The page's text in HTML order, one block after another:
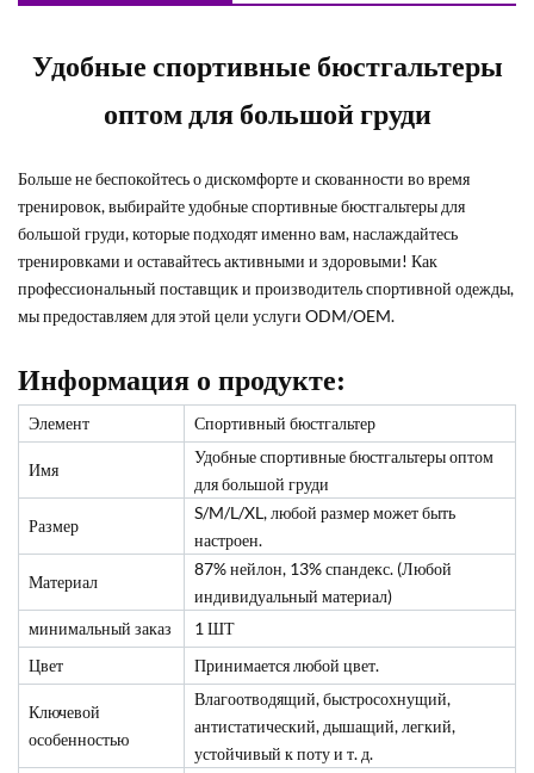
Удобные спортивные бюстгальтеры
оптом для большой груди
Больше не беспокойтесь о дискомфорте и скованности во время
тренировок, выбирайте удобные спортивные бюстгальтеры для
большой груди, которые подходят именно вам, наслаждайтесь
тренировками и оставайтесь активными и здоровыми! Как
профессиональный поставщик и производитель спортивной одежды,
мы предоставляем для этой цели услуги ODM/OEM.
Информация о продукте:
Элемент Спортивный бюстгальтер
Имя
Удобные спортивные бюстгальтеры оптом
для большой груди
Размер
S/M/L/XL, любой размер может быть
настроен.
Материал
87% нейлон, 13% спандекс. (Любой
индивидуальный материал)
минимальный заказ
1 ШТ
Цвет
Принимается любой цвет.
Ключевой
особенностью
Влагоотводящий, быстросохнущий,
антистатический, дышащий, легкий,
устойчивый к поту и т. д.